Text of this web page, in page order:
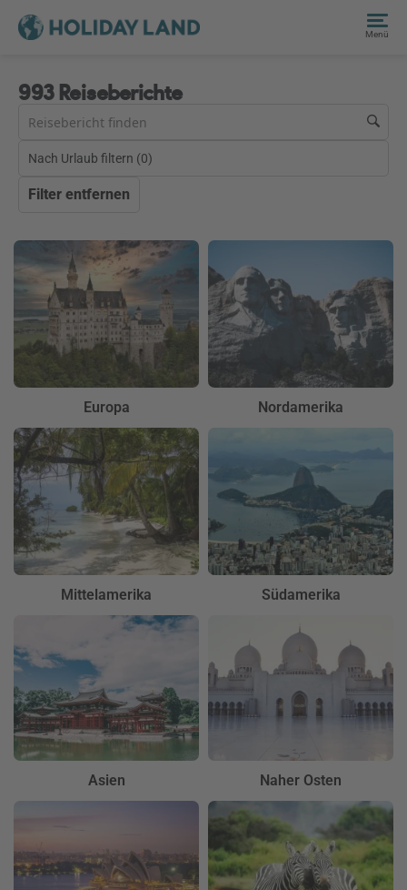
Menü
993 Reiseberichte
Nach Urlaub filtern (0)
Filter entfernen
Europa Nordamerika
Mittelamerika Südamerika
Asien Naher Osten